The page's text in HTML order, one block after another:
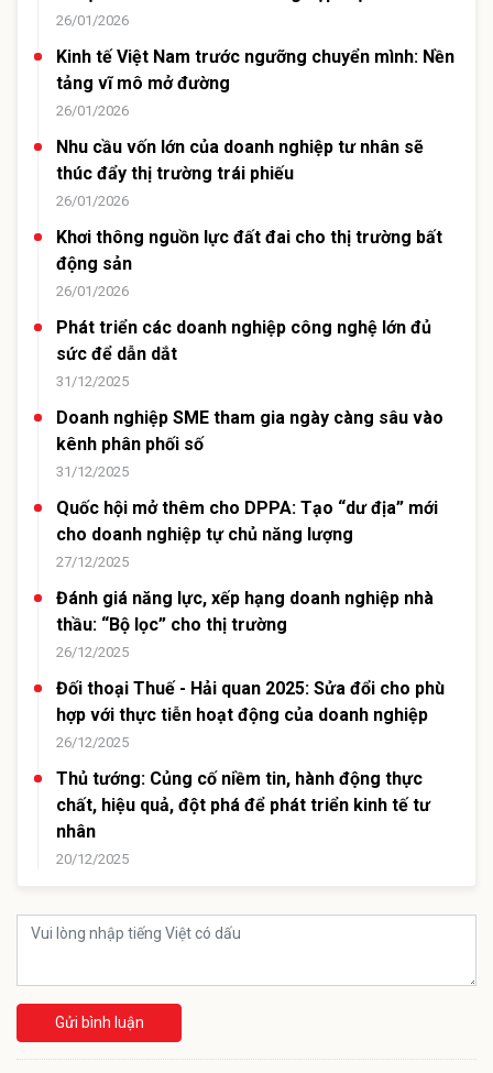
26/01/2026
Kinh tế Việt Nam trước ngưỡng chuyển mình: Nền
tảng vĩ mô mở đường
26/01/2026
Nhu cầu vốn lớn của doanh nghiệp tư nhân sẽ
thúc đẩy thị trường trái phiếu
26/01/2026
Khơi thông nguồn lực đất đai cho thị trường bất
động sản
26/01/2026
Phát triển các doanh nghiệp công nghệ lớn đủ
sức để dẫn dắt
31/12/2025
Doanh nghiệp SME tham gia ngày càng sâu vào
kênh phân phối số
31/12/2025
Quốc hội mở thêm cho DPPA: Tạo “dư địa” mới
cho doanh nghiệp tự chủ năng lượng
27/12/2025
Đánh giá năng lực, xếp hạng doanh nghiệp nhà
thầu: “Bộ lọc” cho thị trường
26/12/2025
Đối thoại Thuế - Hải quan 2025: Sửa đổi cho phù
hợp với thực tiễn hoạt động của doanh nghiệp
26/12/2025
Thủ tướng: Củng cố niềm tin, hành động thực
chất, hiệu quả, đột phá để phát triển kinh tế tư
nhân
20/12/2025
Gửi bình luận